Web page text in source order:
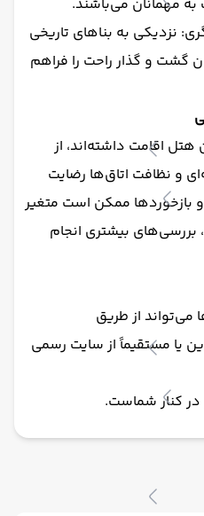
مهمانان می‌باشند.
نزدیکی به بناهای تاریخی
گشت و گذار راحت را فراهم
هتل اقامت داشته‌اند، از
و نظافت اتاق‌ها رضایت
و بازخوردها ممکن است متغیر
بررسی‌های بیشتری انجام
می‌تواند از طریق
یا مستقیماً از سایت رسمی
در کنار شماست.